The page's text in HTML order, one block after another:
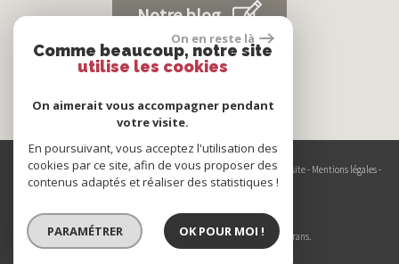
Notre blog
© 2026 | Tous droits réservés | Traduction powered by Google -Plan du site- Mentions légales-
Partenaires-Admin
Site internet compatible multi-supports,
un seul site adaptable à tous les types d'écrans.
On en reste là
Comme beaucoup, notre site
utilise les cookies
On aimerait vous accompagner pendant
votre visite.
En poursuivant, vous acceptez l'utilisation des
cookies par ce site, afin de vous proposer des
contenus adaptés et réaliser des statistiques !
PARAMÉTRER OK POUR MOI !